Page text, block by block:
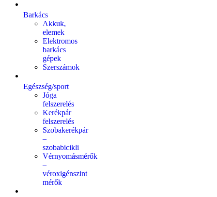
Barkács
Akkuk,
elemek
Elektromos
barkács
gépek
Szerszámok
Egészség/sport
Jóga
felszerelés
Kerékpár
felszerelés
Szobakerékpár
–
szobabicikli
Vérnyomásmérők
–
véroxigénszint
mérők